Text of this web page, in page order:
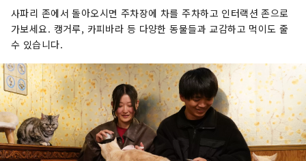
사파리 존에서 돌아오시면 주차장에 차를 주차하고 인터랙션 존으로
가보세요. 캥거루, 카피바라 등 다양한 동물들과 교감하고 먹이도 줄
수 있습니다.